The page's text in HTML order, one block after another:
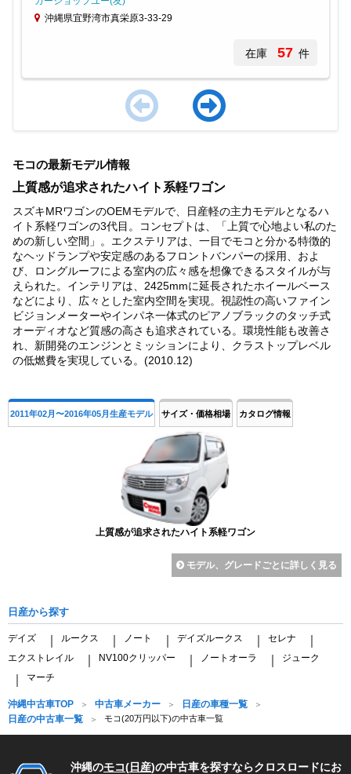
沖縄県宜野湾市真栄原3-33-29
在庫 57 件
of
モコの最新モデル情報
上質感が追求されたハイト系軽ワゴン
スズキMRワゴンのOEMモデルで、日産軽の主力モデルとなるハ
イト系軽ワゴンの3代目。コンセプトは、「上質で心地よい私のた
めの新しい空間」。エクステリアは、一目でモコと分かる特徴的
なヘッドランプや安定感のあるフロントバンパーの採用、およ
び、ロングルーフによる室内の広々感を想像できるスタイルが与
えられた。インテリアは、2425mmに延長されたホイールベース
などにより、広々とした室内空間を実現。視認性の高いファイン
ビジョンメーターやインパネ一体式のピアノブラックのタッチ式
オーディオなど質感の高さも追求されている。環境性能も改善さ
れ、新開発のエンジンとミッションにより、クラストップレベル
の低燃費を実現している。(2010.12)
2011年02月〜2016年05月生産モデル サイズ・価格相場 カタログ情報
上質感が追求されたハイト系軽ワゴン
モデル、グレードごとに詳しく見る
日産から探す
デイズ ルークス ノート デイズルークス セレナ
エクストレイル NV100クリッパー ノートオーラ ジューク
マーチ
沖縄中古車TOP 中古車メーカー
日産の車種一覧
日産の中古車一覧
モコ(20万円以下)の中古車一覧
沖縄のモコ(日産)の中古車を探すならクロスロードにお